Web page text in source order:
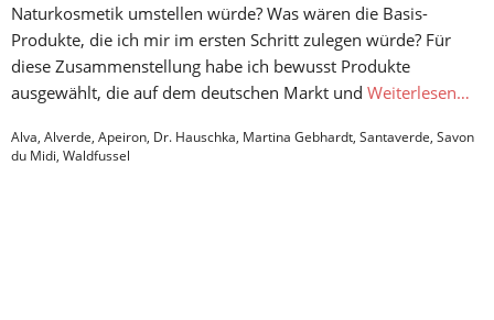
Naturkosmetik umstellen würde? Was wären die Basis-
Produkte, die ich mir im ersten Schritt zulegen würde? Für
diese Zusammenstellung habe ich bewusst Produkte
ausgewählt, die auf dem deutschen Markt und Weiterlesen…
Alva, Alverde, Apeiron, Dr. Hauschka, Martina Gebhardt, Santaverde, Savon
du Midi, Waldfussel